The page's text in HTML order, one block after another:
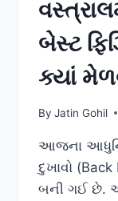
બેસ્ટ
ક્યાં
By Jatin Gohil
આજના
દુખાવો
બની ગઈ છે.